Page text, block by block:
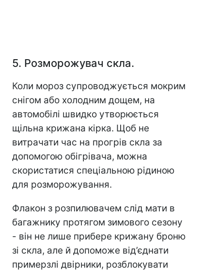
5. Розморожувач скла.
Коли мороз супроводжується мокрим
снігом або холодним дощем, на
автомобілі швидко утворюється
щільна крижана кірка. Щоб не
витрачати час на прогрів скла за
допомогою обігрівача, можна
скористатися спеціальною рідиною
для розморожування.
Флакон з розпилювачем слід мати в
багажнику протягом зимового сезону
- він не лише прибере крижану броню
зі скла, але й допоможе від’єднати
примерзлі двірники, розблокувати